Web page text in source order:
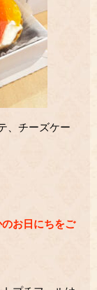
、チーズケー
お日にちをご